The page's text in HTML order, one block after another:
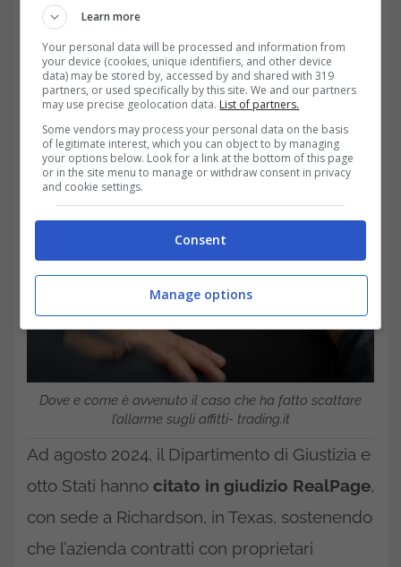
da una società tecnologica chiamata
RealPage, che gestisce software per il
settore immobiliare, ingaggiato dai grandi
gruppi immobiliari, per influenzare i prezzi
del mercato locale.
Dove e come è avvenuto il caso che ha fatto scattare
l’allarme sugli affitti- trading.it
Ad agosto 2024, il Dipartimento di Giustizia e
otto Stati hanno citato in giudizio RealPage,
con sede a Richardson, in Texas, sostenendo
che l’azienda contratti con proprietari
Learn more
Your personal data will be processed and information from
your device (cookies, unique identifiers, and other device
data) may be stored by, accessed by and shared with 319
partners, or used specifically by this site. We and our partners
may use precise geolocation data. List of partners.
Some vendors may process your personal data on the basis
of legitimate interest, which you can object to by managing
your options below. Look for a link at the bottom of this page
or in the site menu to manage or withdraw consent in privacy
and cookie settings.
Consent
Manage options